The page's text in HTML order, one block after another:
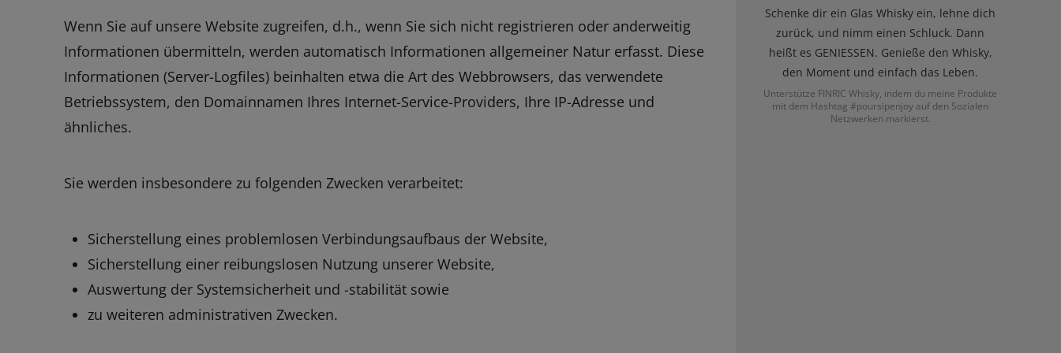
Wenn Sie auf unsere Website zugreifen, d.h., wenn Sie sich nicht registrieren oder anderweitig
Informationen übermitteln, werden automatisch Informationen allgemeiner Natur erfasst. Diese
Informationen (Server-Logfiles) beinhalten etwa die Art des Webbrowsers, das verwendete
Betriebssystem, den Domainnamen Ihres Internet-Service-Providers, Ihre IP-Adresse und
ähnliches.
Sie werden insbesondere zu folgenden Zwecken verarbeitet:
Sicherstellung eines problemlosen Verbindungsaufbaus der Website,
Sicherstellung einer reibungslosen Nutzung unserer Website,
Auswertung der Systemsicherheit und -stabilität sowie
zu weiteren administrativen Zwecken.
Schenke dir ein Glas Whisky ein, lehne dich
zurück, und nimm einen Schluck. Dann
heißt es GENIESSEN. Genieße den Whisky,
den Moment und einfach das Leben.
Unterstütze FINRIC Whisky, indem du meine Produkte
mit dem Hashtag #poursipenjoy auf den Sozialen
Netzwerken markierst.